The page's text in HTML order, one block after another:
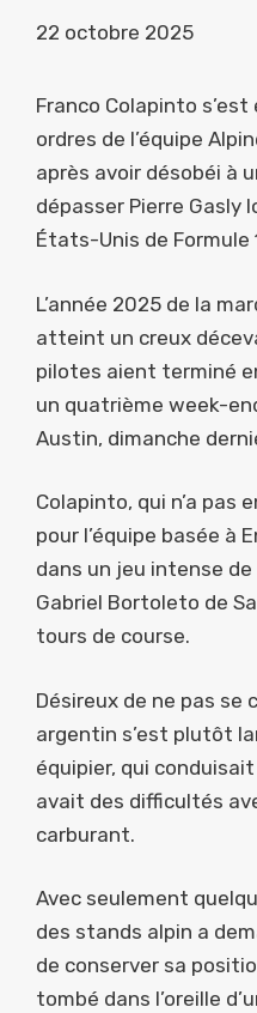
22 octobre 2025
Franco Colapinto
ordres de l’équipe
après avoir désobéi à
dépasser Pierre Gasly
États-Unis de Formule
L’année 2025 de la
atteint un creux
pilotes aient terminé
un quatrième week-
Austin, dimanche
Colapinto, qui n’a pas
pour l’équipe basée à
dans un jeu intense
Gabriel Bortoleto de
tours de course.
Désireux de ne pas se
argentin s’est plutôt
équipier, qui
avait des difficultés
carburant.
Avec seulement
des stands alpin a
de conserver sa
tombé dans l’oreille